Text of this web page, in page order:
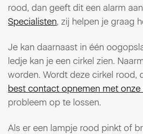
rood, dan geeft dit een alarm
Specialisten, zij helpen je graag
Je kan daarnaast in één
ledje kan je een cirkel zien.
worden. Wordt deze cirkel rood,
best contact opnemen met
probleem op te lossen.
Als er een lampje rood pinkt of